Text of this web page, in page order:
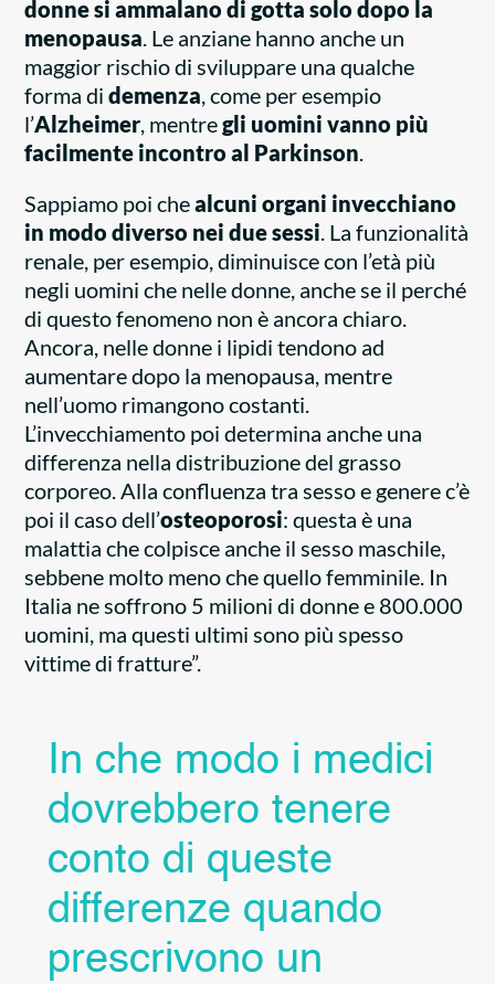
donne si ammalano di gotta solo dopo la
menopausa. Le anziane hanno anche un
maggior rischio di sviluppare una qualche
forma didemenza, come per esempio
l’Alzheimer, mentregli uomini vanno più
facilmente incontro al Parkinson.
Sappiamo poi chealcuni organi invecchiano
in modo diverso nei due sessi. La funzionalità
renale, per esempio, diminuisce con l’età più
negli uomini che nelle donne, anche se il perché
di questo fenomeno non è ancora chiaro.
Ancora, nelle donne i lipidi tendono ad
aumentare dopo la menopausa, mentre
nell’uomo rimangono costanti.
L’invecchiamento poi determina anche una
differenza nella distribuzione del grasso
corporeo. Alla confluenza tra sesso e genere c’è
poi il caso dell’osteoporosi: questa è una
malattia che colpisce anche il sesso maschile,
sebbene molto meno che quello femminile. In
Italia ne soffrono 5 milioni di donne e 800.000
uomini, ma questi ultimi sono più spesso
vittime di fratture”.
In che modo i medici
dovrebbero tenere
conto di queste
differenze quando
prescrivono un